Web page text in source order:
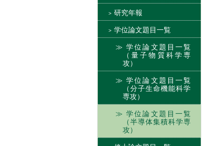
研究年報
学位論文題目一覧
学位論文題目一覧
（量子物質科学専
攻）
学位論文題目一覧
（分子生命機能科学
専攻）
学位論文題目一覧
（半導体集積科学専
攻）